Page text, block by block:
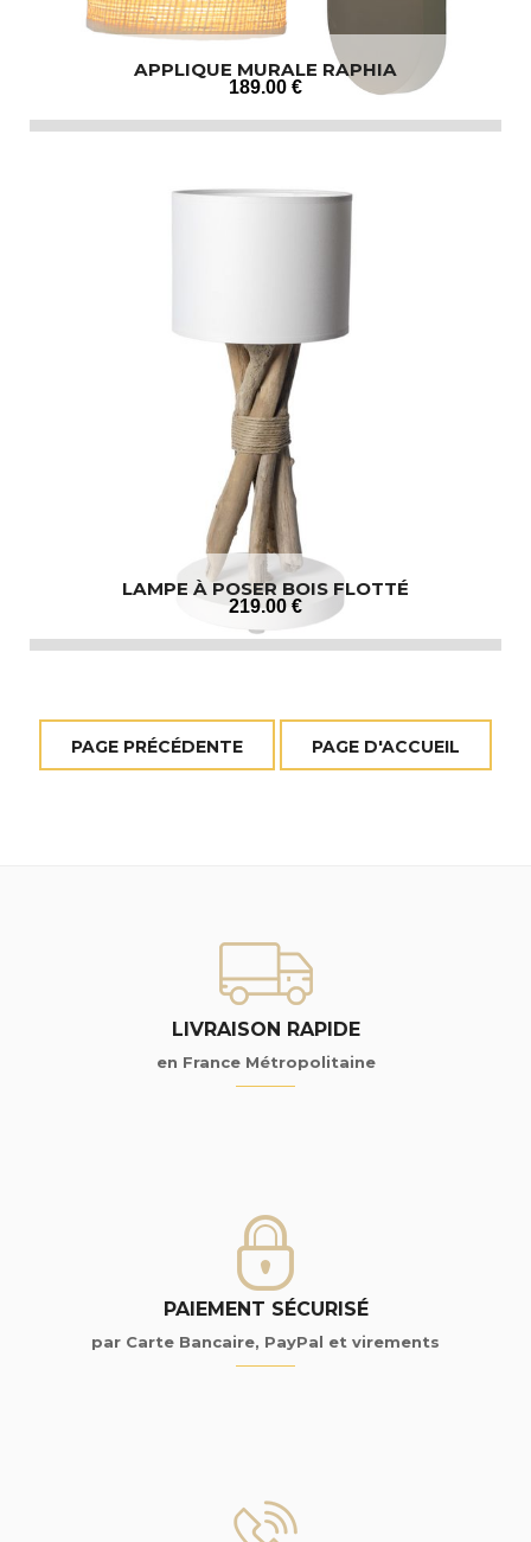
APPLIQUE MURALE RAPHIA
189.00 €
LAMPE À POSER BOIS FLOTTÉ
219.00 €
LIVRAISON RAPIDE
en France Métropolitaine
PAIEMENT SÉCURISÉ
par Carte Bancaire, PayPal et virements